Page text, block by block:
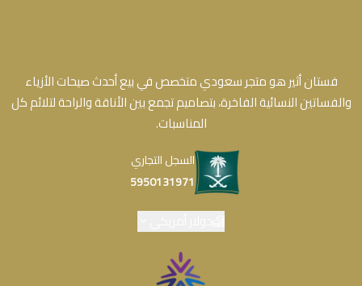
فستان أثير هو متجر سعودي متخصص في بيع أحدث صيحات الأزياء
والفساتين النسائية الفاخرة، بتصاميم تجمع بين الأناقة والراحة لتلائم كل
المناسبات.
السجل التجاري
5950131971